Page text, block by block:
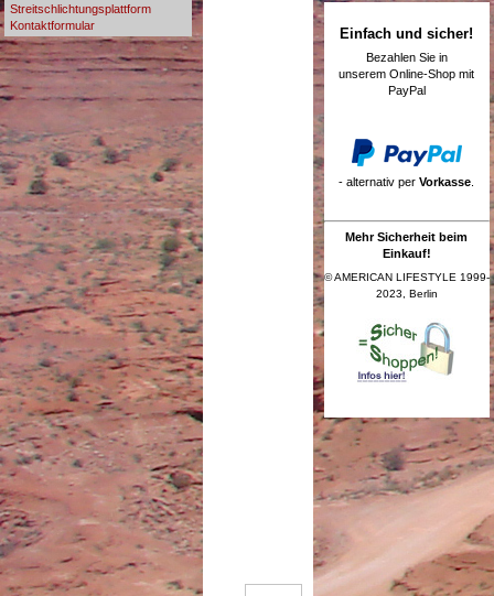
Streitschlichtungsplattform
Kontaktformular
Einfach und sicher!
Bezahlen Sie in
unserem Online-Shop mit
PayPal
- alternativ perVorkasse
Mehr Sicherheit beim
Einkauf!
© AMERICAN LIFESTYLE 1999-
2023, Berlin